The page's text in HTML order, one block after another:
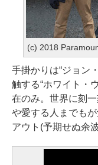
(c) 2018
手掛かりは“ジョン
触する“ホワイト・
在のみ。世界に刻
や愛する人までも
アウト(予期せぬ余